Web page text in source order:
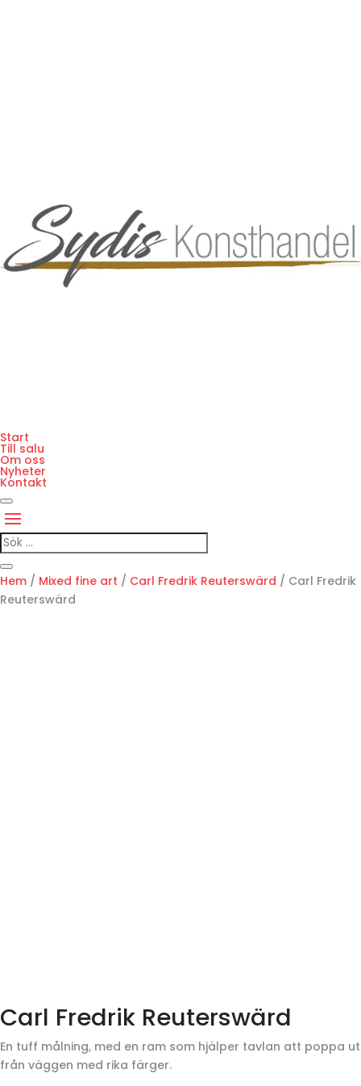
Start
Till salu
Om oss
Nyheter
Kontakt
Hem / Mixed fine art / Carl Fredrik Reuterswärd / Carl Fredrik
Reuterswärd
Carl Fredrik Reuterswärd
En tuff målning, med en ram som hjälper tavlan att poppa ut
från väggen med rika färger.